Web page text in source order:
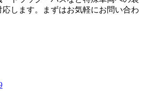
します。まずはお気軽にお問い合わ